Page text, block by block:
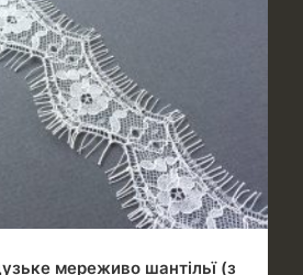
мереживо шантільї (з